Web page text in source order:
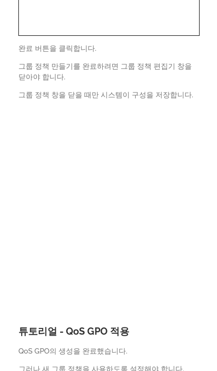
완료 버튼을 클릭합니다.
그룹 정책 만들기를 완료하려면 그룹 정책 편집기 창을
닫아야 합니다.
그룹 정책 창을 닫을 때만 시스템이 구성을 저장합니다.
튜토리얼 - QoS GPO 적용
QoS GPO의 생성을 완료했습니다.
그러나 새 그룹 정책을 사용하도록 설정해야 합니다.